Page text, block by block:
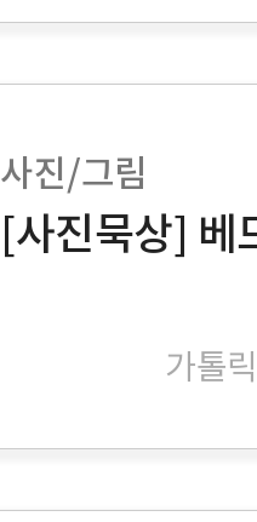
사진/그림
[사진묵상] 베
가톨